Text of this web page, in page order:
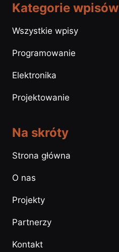
Kategorie wpisów
Wszystkie wpisy
Programowanie
Elektronika
Projektowanie
Na skróty
Strona główna
O nas
Projekty
Partnerzy
Kontakt